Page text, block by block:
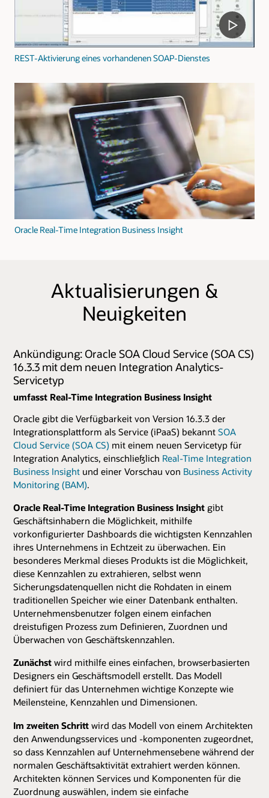
REST-Aktivierung eines vorhandenen SOAP-Dienstes
Oracle Real-Time Integration Business Insight
Aktualisierungen &
Neuigkeiten
Ankündigung: Oracle SOA Cloud Service (SOA CS)
16.3.3 mit dem neuen Integration Analytics-
Servicetyp
umfasst Real-Time Integration Business Insight
Oracle gibt die Verfügbarkeit von Version 16.3.3 der
Integrationsplattform als Service (iPaaS) bekannt SOA
Cloud Service (SOA CS) mit einem neuen Servicetyp für
Integration Analytics, einschließlich Real-Time Integration
Business Insight und einer Vorschau von Business Activity
Monitoring (BAM).
Oracle Real-Time Integration Business Insight gibt
Geschäftsinhabern die Möglichkeit, mithilfe
vorkonfigurierter Dashboards die wichtigsten Kennzahlen
ihres Unternehmens in Echtzeit zu überwachen. Ein
besonderes Merkmal dieses Produkts ist die Möglichkeit,
diese Kennzahlen zu extrahieren, selbst wenn
Sicherungsdatenquellen nicht die Rohdaten in einem
traditionellen Speicher wie einer Datenbank enthalten.
Unternehmensbenutzer folgen einem einfachen
dreistufigen Prozess zum Definieren, Zuordnen und
Überwachen von Geschäftskennzahlen.
Zunächst wird mithilfe eines einfachen, browserbasierten
Designers ein Geschäftsmodell erstellt. Das Modell
definiert für das Unternehmen wichtige Konzepte wie
Meilensteine, Kennzahlen und Dimensionen.
Im zweiten Schritt wird das Modell von einem Architekten
den Anwendungsservices und -komponenten zugeordnet,
so dass Kennzahlen auf Unternehmensebene während der
normalen Geschäftsaktivität extrahiert werden können.
Architekten können Services und Komponenten für die
Zuordnung auswählen, indem sie einfache